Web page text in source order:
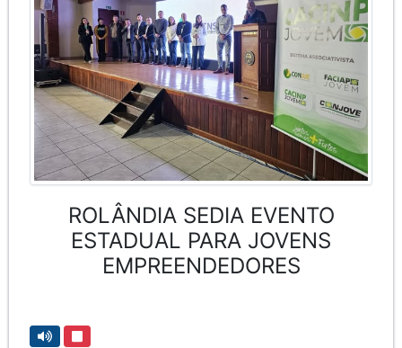
ROLÂNDIA SEDIA EVENTO
ESTADUAL PARA JOVENS
EMPREENDEDORES